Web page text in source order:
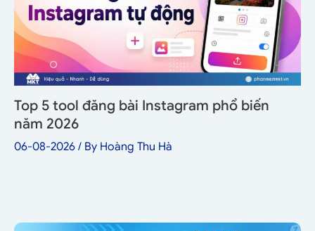
Top 5 tool đăng bài Instagram phổ biến
năm 2026
06-08-2026 / By Hoàng Thu Hà